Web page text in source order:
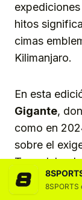
hitos
cimas
Kilimanjaro.
En esta
Gigante,
como en
sobre el
Tamadaba,
más al podio
una de las
8SPORTS